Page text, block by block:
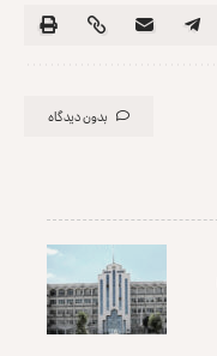
بدون دیدگاه